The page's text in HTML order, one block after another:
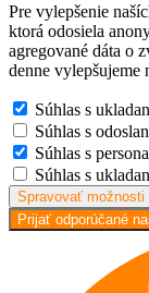
Pre vylepšenie
ktorá odosiela
agregované dáta o
denne vylepšujeme
Súhlas s
Súhlas s
Súhlas s
Súhlas s
Spravovať možnosti
Prijať odporúčané